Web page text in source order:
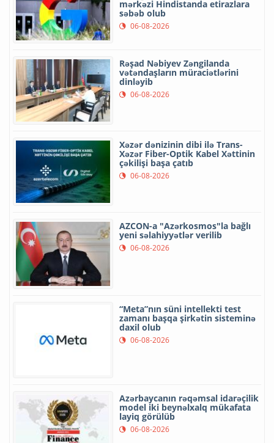
mərkəzi Hindistanda etirazlara
səbəb olub
06-08-2026
Rəşad Nəbiyev Zəngilanda
vətəndaşların müraciətlərini
dinləyib
06-08-2026
Xəzər dənizinin dibi ilə Trans-
Xəzər Fiber-Optik Kabel Xəttinin
çəkilişi başa çatıb
06-08-2026
AZCON-a "Azərkosmos"la bağlı
yeni səlahiyyətlər verilib
06-08-2026
“Meta”nın süni intellekti test
zamanı başqa şirkətin sisteminə
daxil olub
06-08-2026
Azərbaycanın rəqəmsal idarəçilik
model iki beynəlxalq mükafata
layiq görülüb
06-08-2026